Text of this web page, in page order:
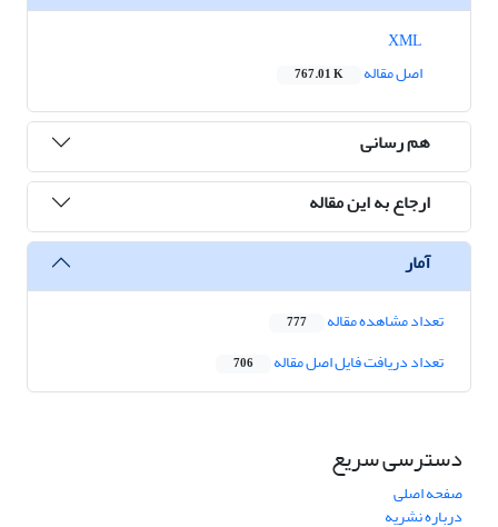
اصل مقاله
767.01 K
هم رسانی
ارجاع به این مقاله
آمار
تعداد مشاهده مقاله 777
تعداد دریافت فایل اصل مقاله 706
دسترسی سریع
صفحه اصلی
درباره نشریه